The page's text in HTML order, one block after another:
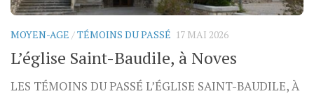
MOYEN-AGE /TÉMOINS DU PASSÉ 17 MAI 2026
L’église Saint-Baudile, à Noves
LES TÉMOINS DU PASSÉ L’ÉGLISE SAINT-BAUDILE, À